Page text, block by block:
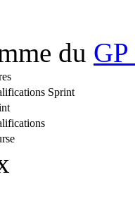
du
Sprint